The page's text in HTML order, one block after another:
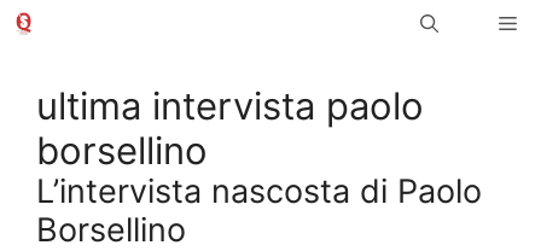
Vai
ultima intervista paolo
borsellino
L’intervista nascosta di Paolo
Borsellino